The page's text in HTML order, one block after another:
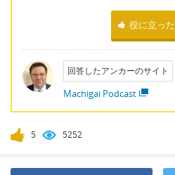
役に立った
回答したアンカーのサイト
Machigai Podcast
5 5252